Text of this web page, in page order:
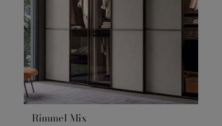
Rimmel Mix